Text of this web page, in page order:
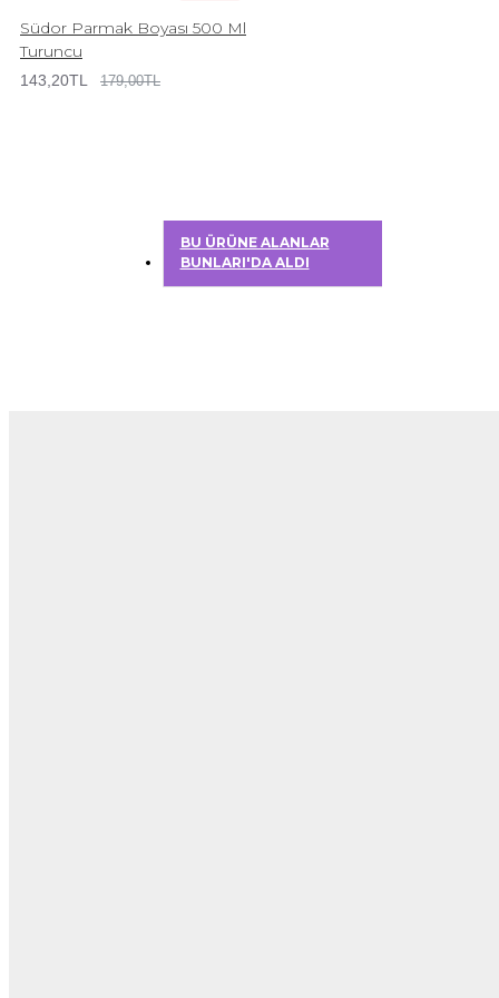
Südor Parmak Boyası 500 Ml
Turuncu
143,20TL 179,00TL
BU ÜRÜNE ALANLAR
BUNLARI'DA ALDI